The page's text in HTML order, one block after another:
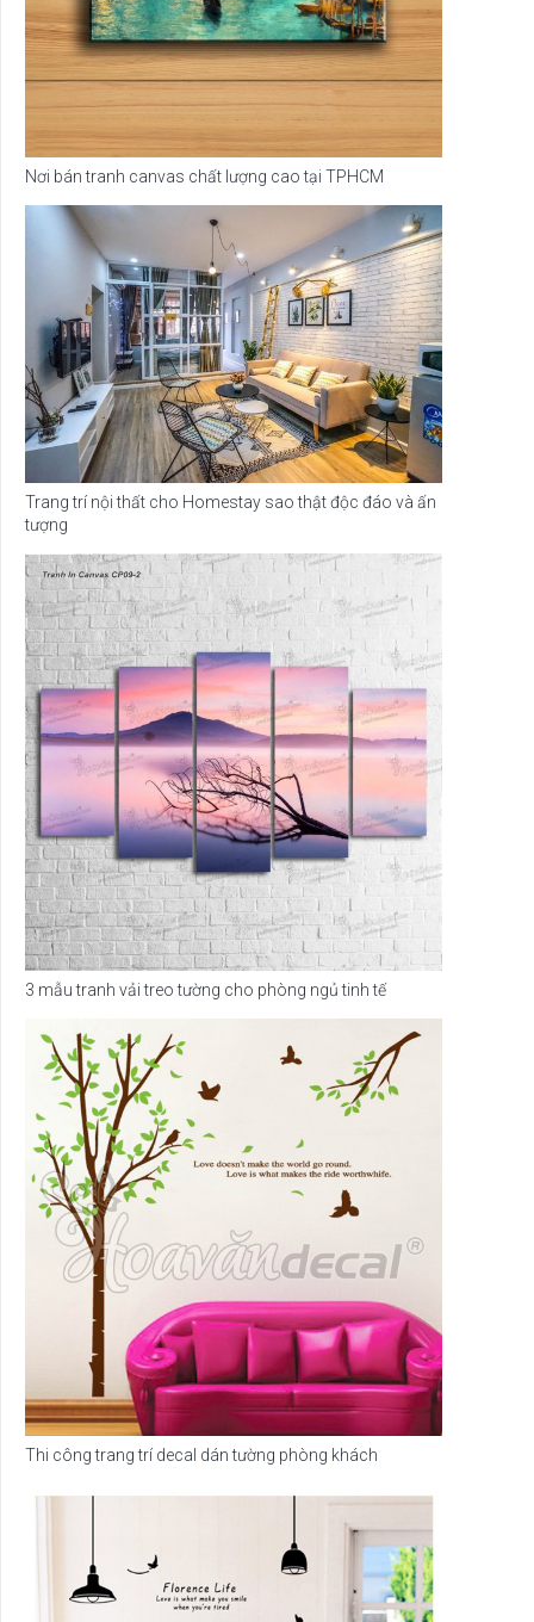
Nơi bán tranh canvas chất lượng cao tại TPHCM
Trang trí nội thất cho Homestay sao thật độc đáo và ấn
tượng
3 mẫu tranh vải treo tường cho phòng ngủ tinh tế
Thi công trang trí decal dán tường phòng khách